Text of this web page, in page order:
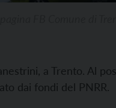
a Trento. Al
dai fondi del PNRR.